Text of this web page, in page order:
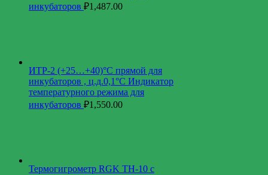
инкубаторов ₽1,487.00
ИТР-2 (+25…+40)°С прямой для
инкубаторов , ц.д.0,1°С Индикатор
температурного режима для
инкубаторов ₽1,550.00
Термогигрометр RGK TH-10 с